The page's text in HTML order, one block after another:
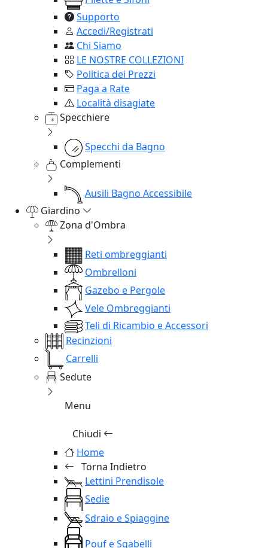
Supporto
Accedi/Registrati
Chi Siamo
LE NOSTRE COLLEZIONI
Politica dei Prezzi
Paga a Rate
Località disagiate
Specchiere
Specchi da Bagno
Complementi
Ausili Bagno Accessibile
Giardino
Zona d'Ombra
Reti ombreggianti
Ombrelloni
Gazebo e Pergole
Vele Ombreggianti
Teli di Ricambio e Accessori
Recinzioni
Carrelli
Sedute
Menu
Chiudi
Home
Torna Indietro
Lettini Prendisole
Sedie
Sdraio e Spiaggine
Pouf e Sgabelli